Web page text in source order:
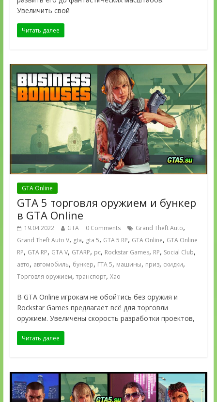
Увеличить свой
Читать далее
GTA Online
GTA 5 торговля оружием и бункер
в GTA Online
19.04.2022 GTA 0 Comments Grand Theft Auto,
Grand Theft Auto V, gta, gta 5, GTA 5 RP, GTA Online, GTA Online
RP, GTA RP, GTA V, GTARP, pc, Rockstar Games, RP, Social Club,
авто, автомобиль, бункер, ГТА 5, машины, приз, скидки,
Торговля оружием, транспорт, Хао
В GTA Online игрокам не обойтись без оружия и
Rockstar Games предлагает всё для торговли
оружием. Увеличены скорость разработки проектов,
Читать далее